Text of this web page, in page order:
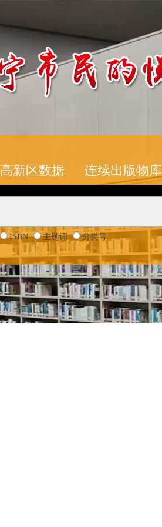
ISBN 主题词 分类号
高新区数据 连续出版物库